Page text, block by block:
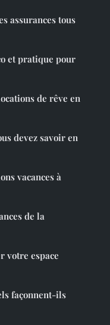
assurances tous
et pratique pour
de rêve en
devez savoir en
vacances à
de la
votre espace
façonnent-ils